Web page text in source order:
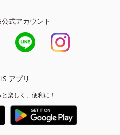
式アカウント
アプリ
楽しく、便利に！